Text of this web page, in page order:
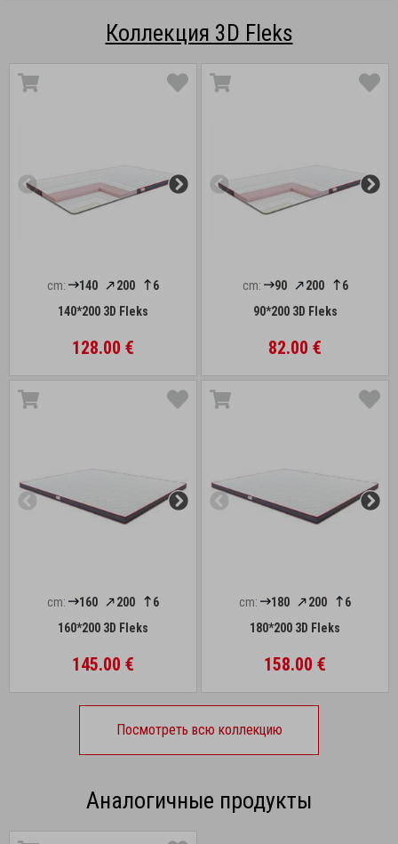
Коллекция 3D Fleks
cm: 140 200
6
140*200 3D Fleks
128.00 €
cm: 90 200
6
90*200 3D Fleks
82.00 €
cm: 160 200
6
160*200 3D Fleks
145.00 €
cm: 180 200
6
180*200 3D Fleks
158.00 €
Посмотреть всю коллекцию
Аналогичные продукты